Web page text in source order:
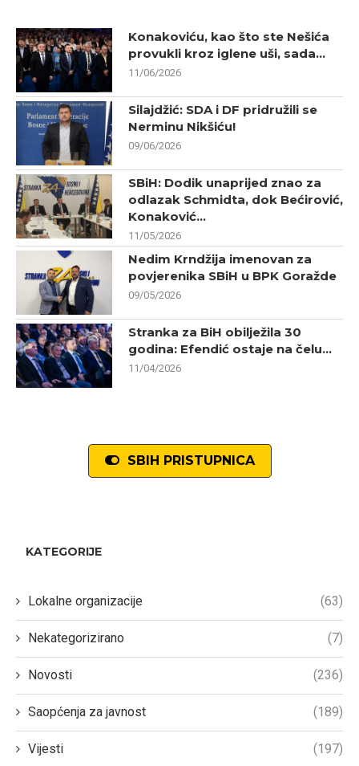
Konakoviću, kao što ste Nešića
provukli kroz iglene uši, sada...
11/06/2026
Silajdžić: SDA i DF pridružili se
Nerminu Nikšiću!
09/06/2026
SBiH: Dodik unaprijed znao za
odlazak Schmidta, dok Bećirović,
Konaković...
11/05/2026
Nedim Krndžija imenovan za
povjerenika SBiH u BPK Goražde
09/05/2026
Stranka za BiH obilježila 30
godina: Efendić ostaje na čelu...
11/04/2026
SBIH PRISTUPNICA
KATEGORIJE
Lokalne organizacije (63)
Nekategorizirano (7)
Novosti (236)
Saopćenja za javnost (189)
Vijesti (197)